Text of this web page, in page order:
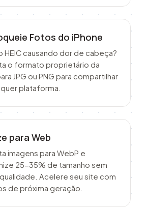
Fotos do iPhone
HEIC causando dor de cabeça?
o formato proprietário da
JPG ou PNG para compartilhar
plataforma.
para Web
imagens para WebP e
25-35% de tamanho sem
Acelere seu site com
de próxima geração.